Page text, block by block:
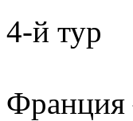
4-й тур
Франция